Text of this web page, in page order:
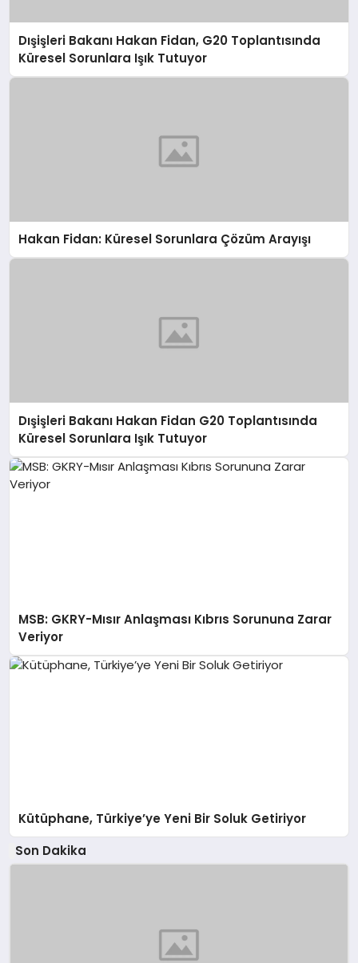
Dışişleri Bakanı Hakan Fidan, G20 Toplantısında
Küresel Sorunlara Işık Tutuyor
Hakan Fidan: Küresel Sorunlara Çözüm Arayışı
Dışişleri Bakanı Hakan Fidan G20 Toplantısında
Küresel Sorunlara Işık Tutuyor
MSB: GKRY-Mısır Anlaşması Kıbrıs Sorununa Zarar
Veriyor
Kütüphane, Türkiye’ye Yeni Bir Soluk Getiriyor
Son Dakika